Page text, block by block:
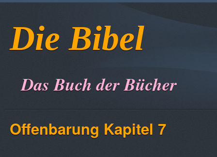
Die Bibel
Das Buch der Bücher
Offenbarung Kapitel 7